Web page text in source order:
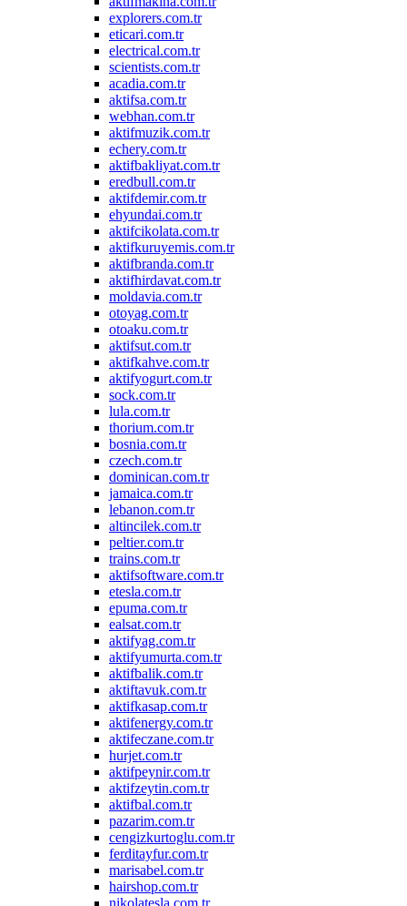
explorers.com.tr
eticari.com.tr
electrical.com.tr
scientists.com.tr
acadia.com.tr
aktifsa.com.tr
webhan.com.tr
aktifmuzik.com.tr
echery.com.tr
aktifbakliyat.com.tr
eredbull.com.tr
aktifdemir.com.tr
ehyundai.com.tr
aktifcikolata.com.tr
aktifkuruyemis.com.tr
aktifbranda.com.tr
aktifhirdavat.com.tr
moldavia.com.tr
otoyag.com.tr
otoaku.com.tr
aktifsut.com.tr
aktifkahve.com.tr
aktifyogurt.com.tr
sock.com.tr
lula.com.tr
thorium.com.tr
bosnia.com.tr
czech.com.tr
dominican.com.tr
jamaica.com.tr
lebanon.com.tr
altincilek.com.tr
peltier.com.tr
trains.com.tr
aktifsoftware.com.tr
etesla.com.tr
epuma.com.tr
ealsat.com.tr
aktifyag.com.tr
aktifyumurta.com.tr
aktifbalik.com.tr
aktiftavuk.com.tr
aktifkasap.com.tr
aktifenergy.com.tr
aktifeczane.com.tr
hurjet.com.tr
aktifpeynir.com.tr
aktifzeytin.com.tr
aktifbal.com.tr
pazarim.com.tr
cengizkurtoglu.com.tr
ferditayfur.com.tr
marisabel.com.tr
hairshop.com.tr
nikolatesla.com.tr